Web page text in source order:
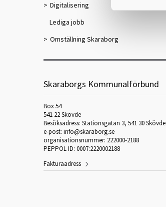
Digitalisering
Lediga jobb
Omställning Skaraborg
Skaraborgs Kommunalförbund
Box 54
541 22 Skövde
Besöksadress: Stationsgatan 3, 541 30 Skövde
e-post: info@skaraborg.se
organisationsnummer: 222000-2188
PEPPOL ID: 0007:2220002188
Fakturaadress